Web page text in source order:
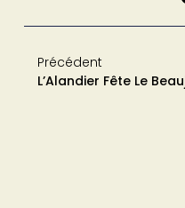
Précédent